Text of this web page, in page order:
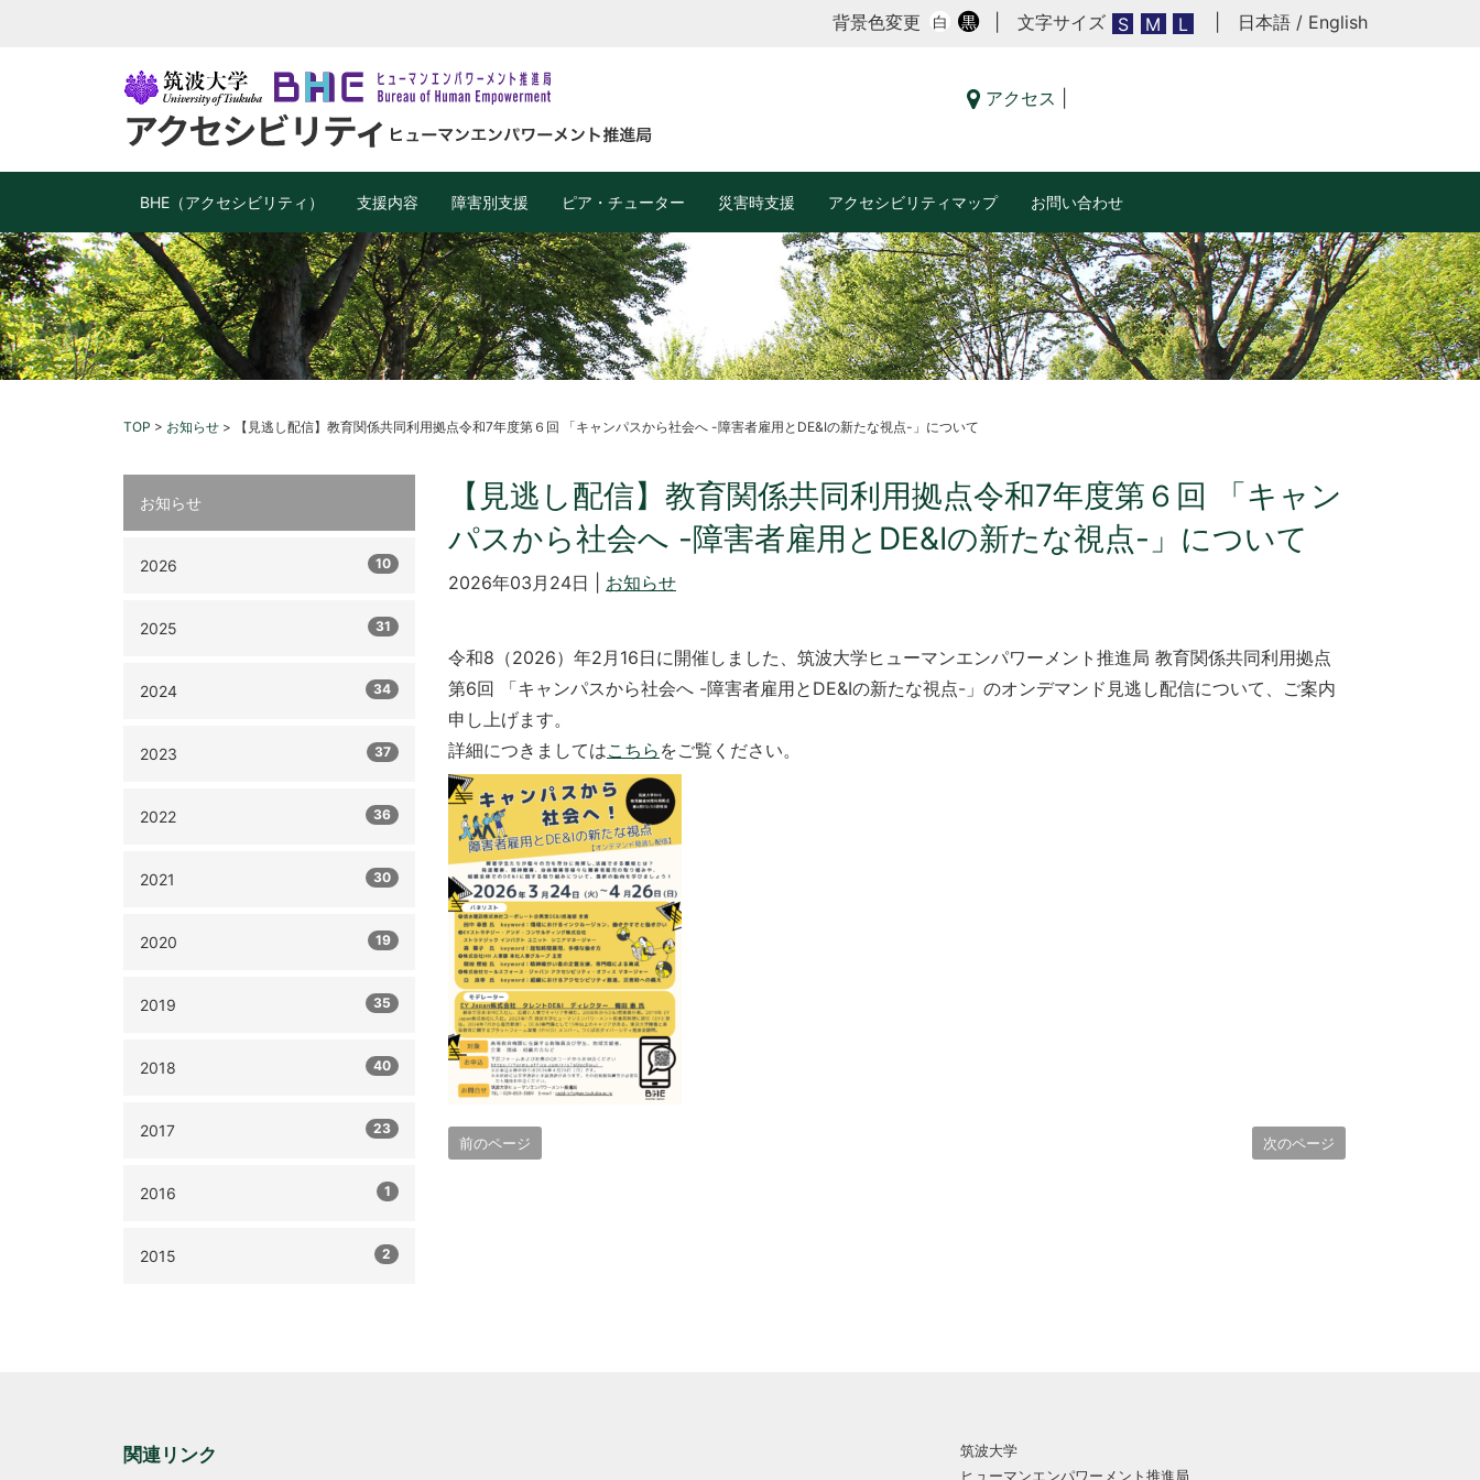
背景色変更 白 黒 | 文字サイズ S M L 日本語 / English
アクセス
BHE（アクセシビリティ） 支援内容 障害別支援 ピア・チューター 災害時支援 アクセシビリティマップ お問い合わせ
TOP > お知らせ > 【見逃し配信】教育関係共同利用拠点令和7年度第６回 「キャンパスから社会へ -障害者雇用とDE&Iの新たな視点-」について
【見逃し配信】教育関係共同利用拠点令和7年度第６回 「キャン
パスから社会へ -障害者雇用とDE&Iの新たな視点-」について
2026年03月24日 | お知らせ
令和8（2026）年2月16日に開催しました、筑波大学ヒューマンエンパワーメント推進局 教育関係共同利用拠点
第6回 「キャンパスから社会へ -障害者雇用とDE&Iの新たな視点-」のオンデマンド見逃し配信について、ご案内
申し上げます。
詳細につきましてはこちら をご覧ください。
前のページ 次のページ
お知らせ
2026 10
2025 31
2024 34
2023 37
2022 36
2021 30
2020 19
2019 35
2018 40
2017 23
2016 1
2015 2
関連リンク
筑波大学
ヒューマンエンパワーメント推進局